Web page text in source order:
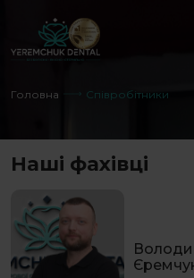
Головна Співробітники
Наші фахівці